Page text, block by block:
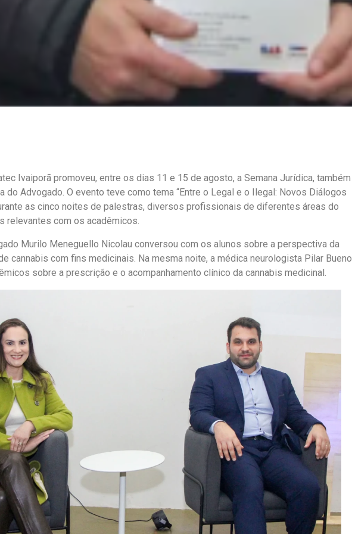
Ivaiporã promoveu, entre os dias 11 e 15 de agosto, a Semana Jurídica, também
do Advogado. O evento teve como tema “Entre o Legal e o Ilegal: Novos Diálogos
as cinco noites de palestras, diversos profissionais de diferentes áreas do
relevantes com os acadêmicos.
Murilo Meneguello Nicolau conversou com os alunos sobre a perspectiva da
cannabis com fins medicinais. Na mesma noite, a médica neurologista Pilar Bueno
sobre a prescrição e o acompanhamento clínico da cannabis medicinal.